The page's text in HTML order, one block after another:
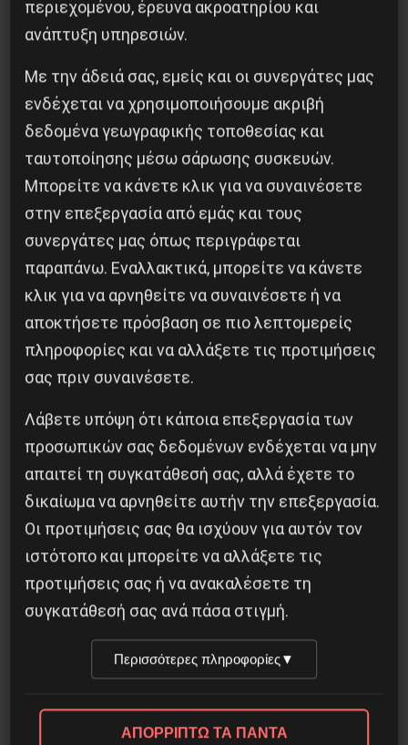
Η Eπανάσταση της 19 Ιουλίου 1936 στην
Iσπανία
5 Αυγούστου 2026
Οδύσσεια του Νόλαν: Μύθος, μνήμη και
ταξική εξουσία
3 Αυγούστου 2026
περιεχομένου, έρευνα ακροατηρίου και
ανάπτυξη υπηρεσιών.
Με την άδειά σας, εμείς και οι συνεργάτες μας
ενδέχεται να χρησιμοποιήσουμε ακριβή
δεδομένα γεωγραφικής τοποθεσίας και
ταυτοποίησης μέσω σάρωσης συσκευών.
Μπορείτε να κάνετε κλικ για να συναινέσετε
στην επεξεργασία από εμάς και τους
συνεργάτες μας όπως περιγράφεται
παραπάνω. Εναλλακτικά, μπορείτε να κάνετε
κλικ για να αρνηθείτε να συναινέσετε ή να
αποκτήσετε πρόσβαση σε πιο λεπτομερείς
πληροφορίες και να αλλάξετε τις προτιμήσεις
σας πριν συναινέσετε.
Λάβετε υπόψη ότι κάποια επεξεργασία των
προσωπικών σας δεδομένων ενδέχεται να μην
απαιτεί τη συγκατάθεσή σας, αλλά έχετε το
δικαίωμα να αρνηθείτε αυτήν την επεξεργασία.
Οι προτιμήσεις σας θα ισχύουν για αυτόν τον
ιστότοπο και μπορείτε να αλλάξετε τις
προτιμήσεις σας ή να ανακαλέσετε τη
συγκατάθεσή σας ανά πάσα στιγμή.
Περισσότερες πληροφορίες▼
ΑΠΟΡΡΙΠΤΩ ΤΑ ΠΑΝΤΑ